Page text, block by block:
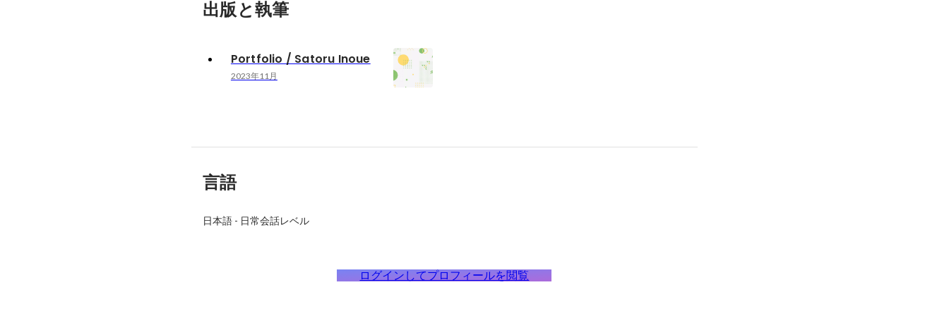
出版と執筆
Portfolio / Satoru Inoue
2023年11月
言語
日本語- 日常会話レベル
ログインしてプロフィールを閲覧